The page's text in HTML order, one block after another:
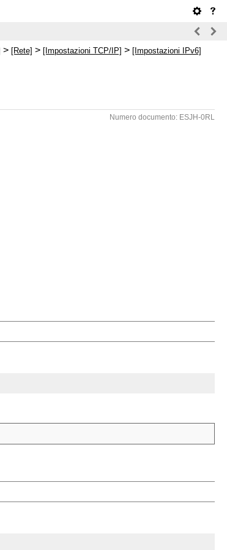
> [Rete] > [Impostazioni TCP/IP] > [Impostazioni IPv6]
Numero documento: ESJH-0RL